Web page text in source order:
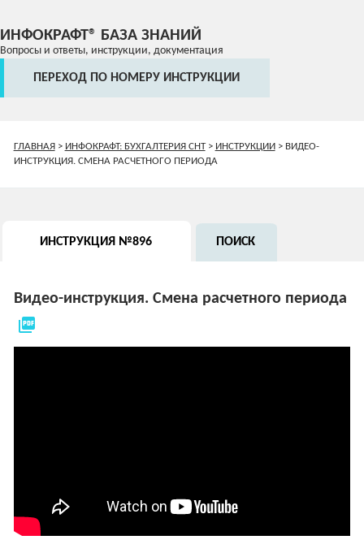
ИНФОКРАФТ® БАЗА ЗНАНИЙ
Вопросы и ответы, инструкции, документация
ПЕРЕХОД ПО НОМЕРУ ИНСТРУКЦИИ
ГЛАВНАЯ> ИНФОКРАФТ: БУХГАЛТЕРИЯ СНТ> ИНСТРУКЦИИ> ВИДЕО-
ИНСТРУКЦИЯ. СМЕНА РАСЧЕТНОГО ПЕРИОДА
ИНСТРУКЦИЯ №896 ПОИСК
Видео-инструкция. Смена расчетного периода
picture_as_pdf